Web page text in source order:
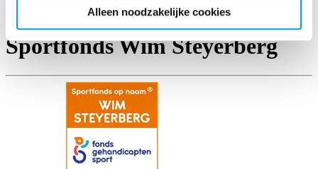
Alleen noodzakelijke cookies
Sportfonds Wim Steyerberg